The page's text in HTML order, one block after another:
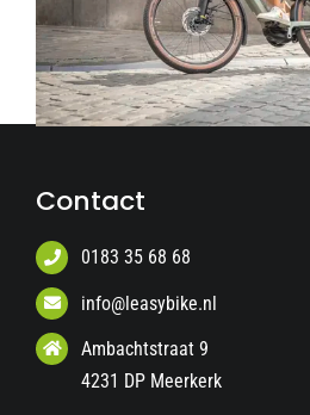
Contact
0183 35 68 68
info@leasybike.nl
Ambachtstraat 9
4231 DP Meerkerk